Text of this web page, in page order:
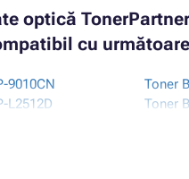
optică
cu
9010CN
L2512D
Toner
Toner